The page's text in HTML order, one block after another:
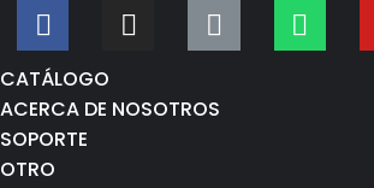
CATÁLOGO
ACERCA DE NOSOTROS
SOPORTE
OTRO